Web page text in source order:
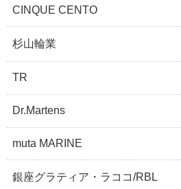
CINQUE CENTO
杉山輪業
TR
Dr.Martens
muta MARINE
銀座グラティア・ラココ/RBL